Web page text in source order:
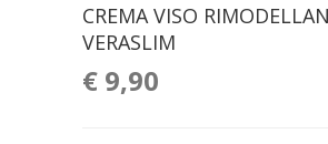
CREMA VISO
VERASLIM
€ 9,90